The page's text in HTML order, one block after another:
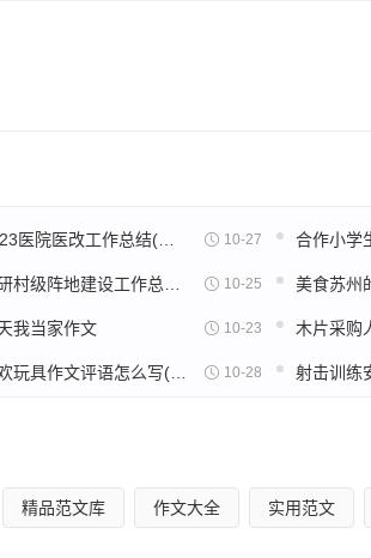
短暂的，但我们的理想却可以穿越时间
10-27 合作小学
10-25
我当家作文 10-23
10-28
精品范文库 作文大全 实用范文